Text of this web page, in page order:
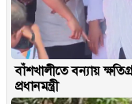
বাঁশখালীতে বন্যায়
প্রধানমন্ত্রী